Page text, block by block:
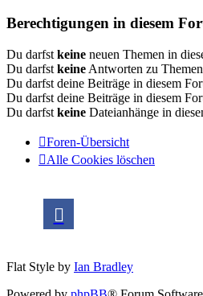
Berechtigungen in diesem
Du darfst keine neuen Themen in
Du darfst keine Antworten zu
Du darfst deine Beiträge in diesem
Du darfst deine Beiträge in diesem
Du darfst keine Dateianhänge in
Foren-Übersicht
Alle Cookies löschen
Flat Style by Ian Bradley